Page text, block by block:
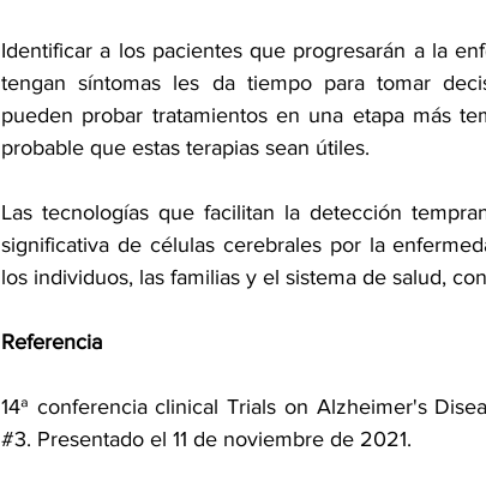
Identificar a los pacientes que progresarán a la
tengan síntomas les da tiempo para tomar
pueden probar tratamientos en una etapa más
probable que estas terapias sean útiles.
Las tecnologías que facilitan la detección
significativa de células cerebrales por la
los individuos, las familias y el sistema de salud,
Referencia
#3. Presentado el 11 de noviembre de 2021.